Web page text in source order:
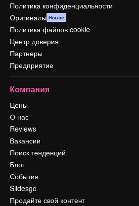
Политика конфиденциальности
Оригиналы Новое
Политика файлов cookie
Центр доверия
Партнеры
Предприятие
Компания
Цены
О нас
Reviews
Вакансии
Поиск тенденций
Блог
События
Slidesgo
Продайте свой контент